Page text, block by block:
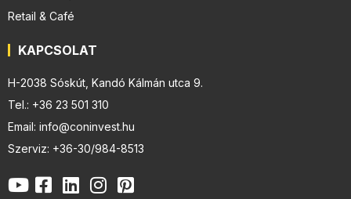
Retail & Café
KAPCSOLAT
H-2038 Sóskút, Kandó Kálmán utca 9.
Tel.: +36 23 501 310
Email: info@coninvest.hu
Szerviz: +36-30/984-8513